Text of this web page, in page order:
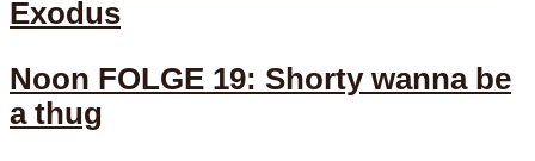
Exodus
Noon FOLGE 19: Shorty wanna be
a thug